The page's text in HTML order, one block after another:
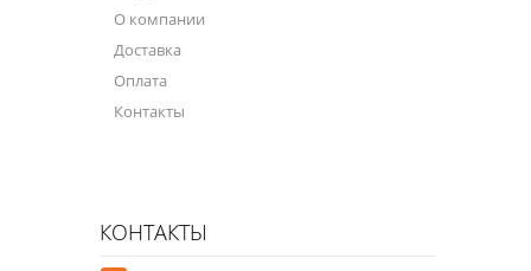
О компании
Доставка
Оплата
Контакты
КОНТАКТЫ